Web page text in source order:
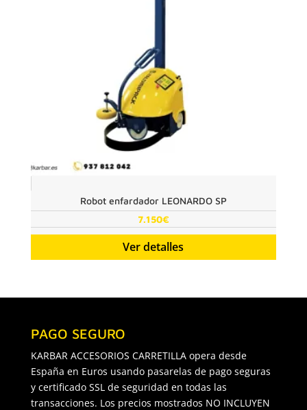
Robot enfardador LEONARDO SP
7.150€
Ver detalles
PAGO SEGURO
KARBAR ACCESORIOS CARRETILLA opera desde
España en Euros usando pasarelas de pago seguras
y certificado SSL de seguridad en todas las
transacciones. Los precios mostrados NO INCLUYEN